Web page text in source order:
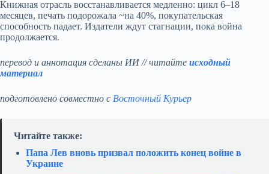
Книжная отрасль восстанавливается медленно: цикл 6–18
месяцев, печать подорожала ~на 40%, покупательская
способность падает. Издатели ждут стагнации, пока война
продолжается.
перевод и аннотация сделаны ИИ // читайте исходный
материал
подготовлено совместно с Восточный Курьер
Читайте также:
Папа Лев вновь призвал положить конец войне в
Украине